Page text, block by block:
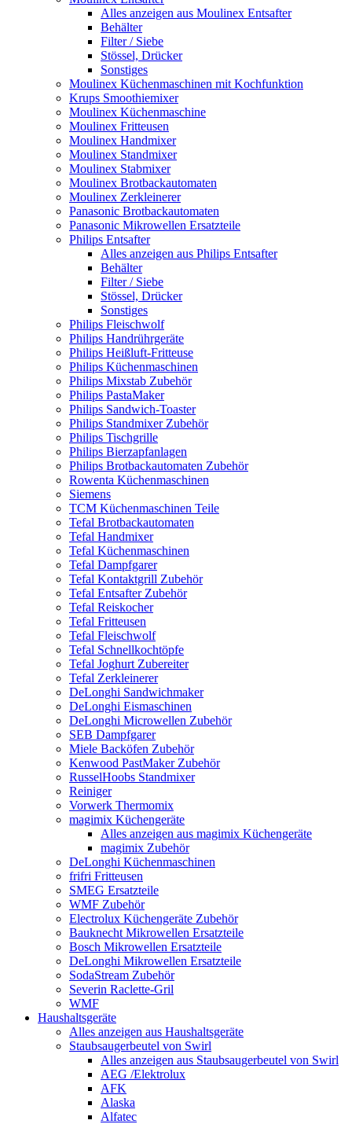
Alles anzeigen aus Moulinex Entsafter
Behälter
Filter / Siebe
Stössel, Drücker
Sonstiges
Moulinex Küchenmaschinen mit Kochfunktion
Krups Smoothiemixer
Moulinex Küchenmaschine
Moulinex Fritteusen
Moulinex Handmixer
Moulinex Standmixer
Moulinex Stabmixer
Moulinex Brotbackautomaten
Moulinex Zerkleinerer
Panasonic Brotbackautomaten
Panasonic Mikrowellen Ersatzteile
Philips Entsafter
Alles anzeigen aus Philips Entsafter
Behälter
Filter / Siebe
Stössel, Drücker
Sonstiges
Philips Fleischwolf
Philips Handrührgeräte
Philips Heißluft-Fritteuse
Philips Küchenmaschinen
Philips Mixstab Zubehör
Philips PastaMaker
Philips Sandwich-Toaster
Philips Standmixer Zubehör
Philips Tischgrille
Philips Bierzapfanlagen
Philips Brotbackautomaten Zubehör
Rowenta Küchenmaschinen
Siemens
TCM Küchenmaschinen Teile
Tefal Brotbackautomaten
Tefal Handmixer
Tefal Küchenmaschinen
Tefal Dampfgarer
Tefal Kontaktgrill Zubehör
Tefal Entsafter Zubehör
Tefal Reiskocher
Tefal Fritteusen
Tefal Fleischwolf
Tefal Schnellkochtöpfe
Tefal Joghurt Zubereiter
Tefal Zerkleinerer
DeLonghi Sandwichmaker
DeLonghi Eismaschinen
DeLonghi Microwellen Zubehör
SEB Dampfgarer
Miele Backöfen Zubehör
Kenwood PastMaker Zubehör
RusselHoobs Standmixer
Reiniger
Vorwerk Thermomix
magimix Küchengeräte
Alles anzeigen aus magimix Küchengeräte
magimix Zubehör
DeLonghi Küchenmaschinen
frifri Fritteusen
SMEG Ersatzteile
WMF Zubehör
Electrolux Küchengeräte Zubehör
Bauknecht Mikrowellen Ersatzteile
Bosch Mikrowellen Ersatzteile
DeLonghi Mikrowellen Ersatzteile
SodaStream Zubehör
Severin Raclette-Gril
WMF
Haushaltsgeräte
Alles anzeigen aus Haushaltsgeräte
Staubsaugerbeutel von Swirl
Alles anzeigen aus Staubsaugerbeutel von Swirl
AEG /Elektrolux
AFK
Alaska
Alfatec